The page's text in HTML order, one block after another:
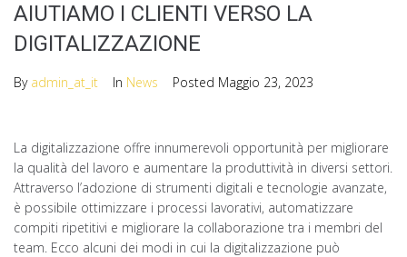
AIUTIAMO I CLIENTI VERSO LA
DIGITALIZZAZIONE
By admin_at_it In News Posted Maggio 23, 2023
La digitalizzazione offre innumerevoli opportunità per migliorare
la qualità del lavoro e aumentare la produttività in diversi settori.
Attraverso l’adozione di strumenti digitali e tecnologie avanzate,
è possibile ottimizzare i processi lavorativi, automatizzare
compiti ripetitivi e migliorare la collaborazione tra i membri del
team. Ecco alcuni dei modi in cui la digitalizzazione può